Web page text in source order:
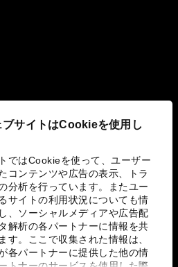
ブサイトはCookieを使用し
ではCookieを使って、ユーザー
コンテンツや広告の表示、トラ
分析を行っています。またユー
サイトの利用状況についても情
、ソーシャルメディアや広告配
解析の各パートナーに情報を共
す。ここで収集された情報は、
各パートナーに提供した他の情
組み